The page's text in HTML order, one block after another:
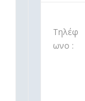
Τηλέφ
ωνο :